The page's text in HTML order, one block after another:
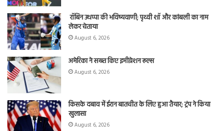
रॉबिन उथप्पा की भविष्यवाणी; पृथ्वी शॉ और कांबली का नाम
लेकर चेताया
August 6, 2026
अमेरिका ने सख्त किए इमीग्रेशन रूल्स
August 6, 2026
किसके दबाव में ईरान बातचीत के लिए हुआ तैयार; ट्रंप ने किया
खुलासा
August 6, 2026